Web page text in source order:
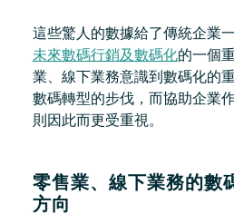
這些驚人的數據給了傳統企業
未來數碼行銷及數碼化的一個
業、線下業務意識到數碼化的
數碼轉型的步伐，而協助企業
則因此而更受重視。
零售業、線下業務的數
方向